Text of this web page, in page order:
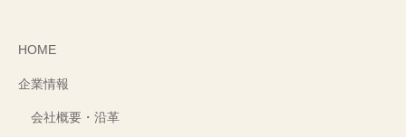
HOME
企業情報
会社概要・沿革